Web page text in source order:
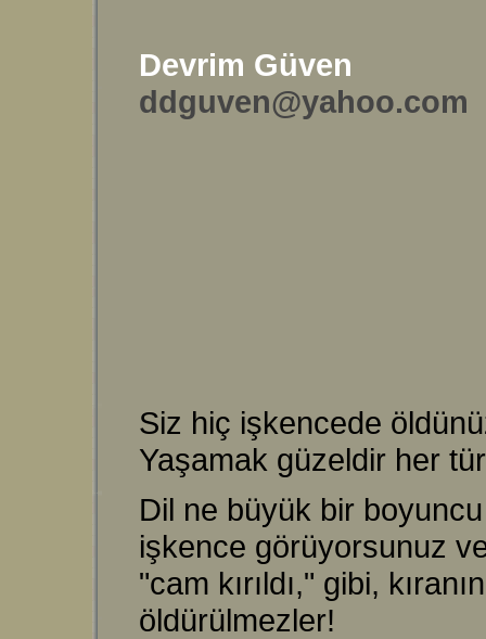
Devrim Güven
ddguven@yahoo.com
Siz hiç işkencede
Yaşamak güzeldir her
Dil ne büyük bir
işkence görüyorsunuz
"cam kırıldı," gibi,
öldürülmezler!